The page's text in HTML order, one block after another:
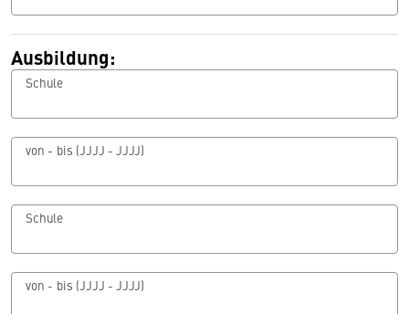
Ausbildung:
Schule
von - bis (JJJJ - JJJJ)
Schule
von - bis (JJJJ - JJJJ)